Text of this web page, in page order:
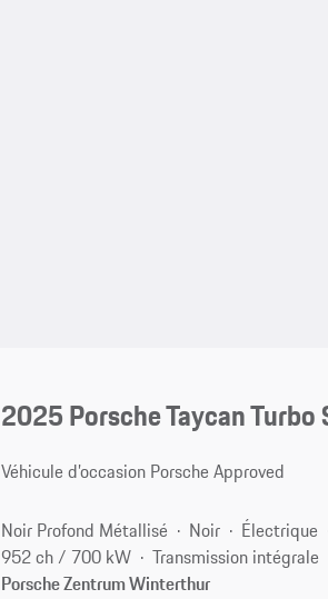
2025 Porsche Taycan Turbo
Véhicule d’occasion Porsche Approved
Noir Profond Métallisé Noir Électrique
952 ch / 700 kW
Transmission intégrale
Porsche Zentrum Winterthur